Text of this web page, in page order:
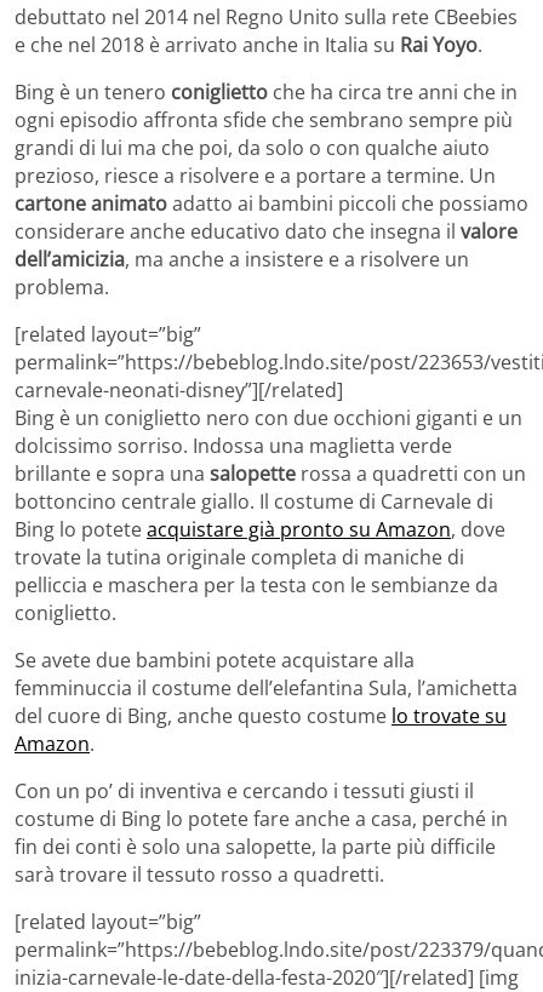
debuttato nel 2014 nel Regno Unito sulla rete CBeebies
e che nel 2018 è arrivato anche in Italia su Rai Yoyo.
Bing è un tenero coniglietto che ha circa tre anni che in
ogni episodio affronta sfide che sembrano sempre più
grandi di lui ma che poi, da solo o con qualche aiuto
prezioso, riesce a risolvere e a portare a termine. Un
cartone animatoadatto ai bambini piccoli che possiamo
considerare anche educativo dato che insegna il valore
dell’amicizia, ma anche a insistere e a risolvere un
problema.
[related layout=”big”
permalink=”https://bebeblog.lndo.site/post/223653/
carnevale-neonati-disney”][/related]
Bing è un coniglietto nero con due occhioni giganti e un
dolcissimo sorriso. Indossa una maglietta verde
brillante e sopra una salopette rossa a quadretti con un
bottoncino centrale giallo. Il costume di Carnevale di
Bing lo poteteacquistare già pronto su Amazon, dove
trovate la tutina originale completa di maniche di
pelliccia e maschera per la testa con le sembianze da
coniglietto.
Se avete due bambini potete acquistare alla
femminuccia il costume dell’elefantina Sula, l’amichetta
del cuore di Bing, anche questo costume lo trovate su
Amazon.
Con un po’ di inventiva e cercando i tessuti giusti il
costume di Bing lo potete fare anche a casa, perché in
fin dei conti è solo una salopette, la parte più difficile
sarà trovare il tessuto rosso a quadretti.
[related layout=”big”
permalink=”https://bebeblog.lndo.site/post/223379/
inizia-carnevale-le-date-della-festa-2020″][/related] [img